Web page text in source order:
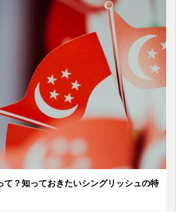
て？知っておきたいシングリッシュの特